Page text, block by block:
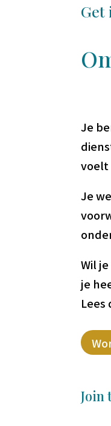
Get
Je
voelt
Je
Wil
je
Lees
Join